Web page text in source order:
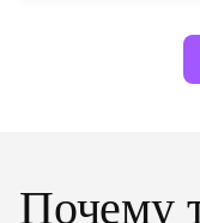
Почему